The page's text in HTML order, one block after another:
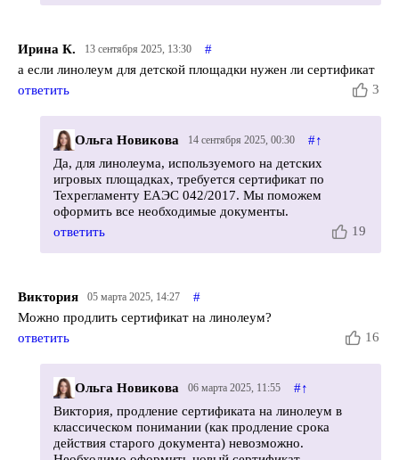
Ирина К. 13 сентября 2025, 13:30
#
а если линолеум для детской площадки нужен ли сертификат
3
ответить
Ольга Новикова 14 сентября 2025, 00:30 #↑
Да, для линолеума, используемого на детских
игровых площадках, требуется сертификат по
Техрегламенту ЕАЭС 042/2017. Мы поможем
оформить все необходимые документы.
19
ответить
Виктория 05 марта 2025, 14:27
#
Можно продлить сертификат на линолеум?
16
ответить
Ольга Новикова 06 марта 2025, 11:55 #↑
Виктория, продление сертификата на линолеум в
классическом понимании (как продление срока
действия старого документа) невозможно.